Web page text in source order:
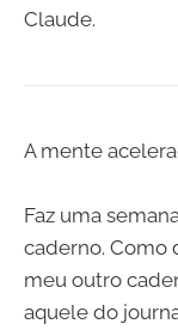
Claude.
A mente
Faz uma
caderno. Como
meu outro
aquele do